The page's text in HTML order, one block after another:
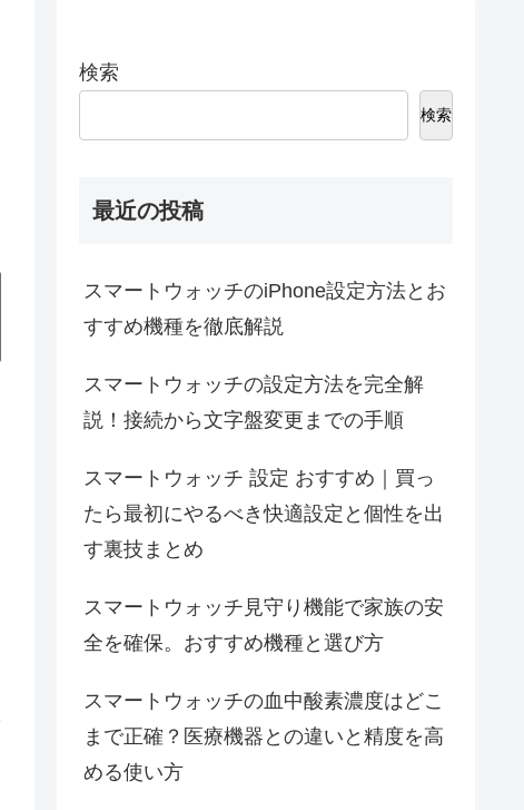
検索
検索
最近の投稿
スマートウォッチのiPhone設定方法とお
すすめ機種を徹底解説
スマートウォッチの設定方法を完全解
説！接続から文字盤変更までの手順
スマートウォッチ 設定 おすすめ｜買っ
たら最初にやるべき快適設定と個性を出
す裏技まとめ
スマートウォッチ見守り機能で家族の安
全を確保。おすすめ機種と選び方
スマートウォッチの血中酸素濃度はどこ
まで正確？医療機器との違いと精度を高
める使い方